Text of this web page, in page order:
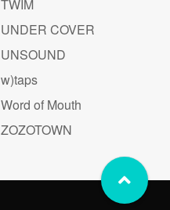
TWIM
UNDER COVER
UNSOUND
w)taps
Word of Mouth
ZOZOTOWN